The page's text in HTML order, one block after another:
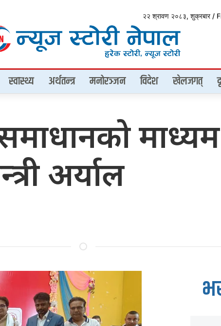
२२ श्रावण २०८३, शुक्रबार /
स्वास्थ्य अर्थतन्त्र मनोरञ्जन विदेश खेलजगत्
माध्यम
अर्याल